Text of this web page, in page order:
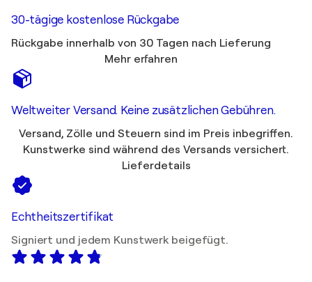
30-tägige kostenlose Rückgabe
Rückgabe innerhalb von 30 Tagen nach Lieferung
Mehr erfahren
Weltweiter Versand. Keine zusätzlichen Gebühren.
Versand, Zölle und Steuern sind im Preis inbegriffen.
Kunstwerke sind während des Versands versichert.
Lieferdetails
Echtheitszertifikat
Signiert und jedem Kunstwerk beigefügt.